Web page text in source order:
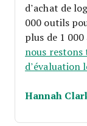
d’achat de
000 outils
plus de 1
nous
d’évaluation
Hannah